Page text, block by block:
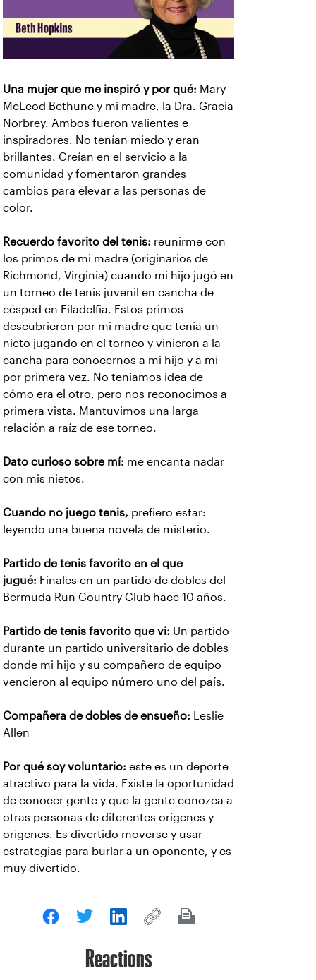
Una mujer que me inspiró y por qué: Mary
McLeod Bethune y mi madre, la Dra. Gracia
Norbrey. Ambos fueron valientes e
inspiradores. No tenían miedo y eran
brillantes. Creían en el servicio a la
comunidad y fomentaron grandes
cambios para elevar a las personas de
color.
Recuerdo favorito del tenis: reunirme con
los primos de mi madre (originarios de
Richmond, Virginia) cuando mi hijo jugó en
un torneo de tenis juvenil en cancha de
césped en Filadelfia. Estos primos
descubrieron por mi madre que tenía un
nieto jugando en el torneo y vinieron a la
cancha para conocernos a mi hijo y a mí
por primera vez. No teníamos idea de
cómo era el otro, pero nos reconocimos a
primera vista. Mantuvimos una larga
relación a raíz de ese torneo.
Dato curioso sobre mí: me encanta nadar
con mis nietos.
Cuando no juego tenis, prefiero estar:
leyendo una buena novela de misterio.
Partido de tenis favorito en el que
jugué: Finales en un partido de dobles del
Bermuda Run Country Club hace 10 años.
Partido de tenis favorito que vi: Un partido
durante un partido universitario de dobles
donde mi hijo y su compañero de equipo
vencieron al equipo número uno del país.
Compañera de dobles de ensueño:
Leslie
Allen
Por qué soy voluntario: este es un deporte
atractivo para la vida. Existe la oportunidad
de conocer gente y que la gente conozca a
otras personas de diferentes orígenes y
orígenes. Es divertido moverse y usar
estrategias para burlar a un oponente, y es
muy divertido.
Reactions